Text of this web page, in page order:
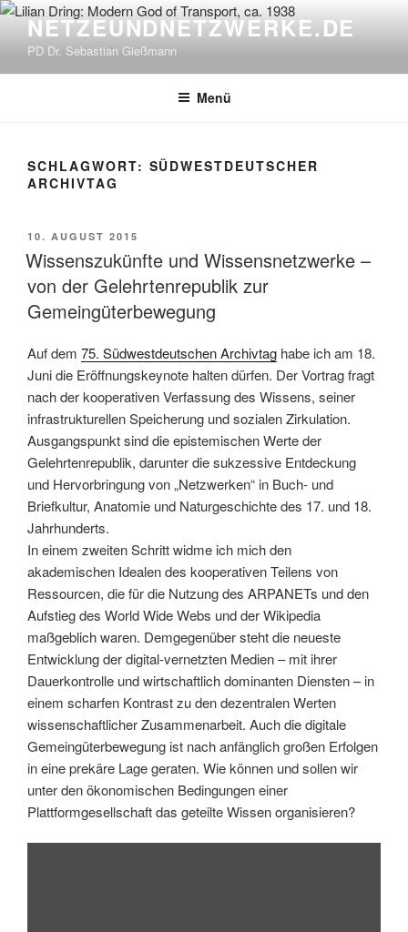
Zum
springen
NETZEUNDNETZWERKE.DE
PD Dr. Sebastian Gießmann
Menü
SCHLAGWORT: SÜDWESTDEUTSCHER
ARCHIVTAG
VERÖFFENTLICHT
AM
10. AUGUST 2015
Wissenszukünfte und Wissensnetzwerke –
von der Gelehrtenrepublik zur
Gemeingüterbewegung
Auf dem 75. Südwestdeutschen Archivtag habe ich am 18.
Juni die Eröffnungskeynote halten dürfen. Der Vortrag fragt
nach der kooperativen Verfassung des Wissens, seiner
infrastrukturellen Speicherung und sozialen Zirkulation.
Ausgangspunkt sind die epistemischen Werte der
Gelehrtenrepublik, darunter die sukzessive Entdeckung
und Hervorbringung von „Netzwerken“ in Buch- und
Briefkultur, Anatomie und Naturgeschichte des 17. und 18.
Jahrhunderts.
In einem zweiten Schritt widme ich mich den
akademischen Idealen des kooperativen Teilens von
Ressourcen, die für die Nutzung des ARPANETs und den
Aufstieg des World Wide Webs und der Wikipedia
maßgeblich waren. Demgegenüber steht die neueste
Entwicklung der digital-vernetzten Medien – mit ihrer
Dauerkontrolle und wirtschaftlich dominanten Diensten – in
einem scharfen Kontrast zu den dezentralen Werten
wissenschaftlicher Zusammenarbeit. Auch die digitale
Gemeingüterbewegung ist nach anfänglich großen Erfolgen
in eine prekäre Lage geraten. Wie können und sollen wir
unter den ökonomischen Bedingungen einer
Plattformgesellschaft das geteilte Wissen organisieren?
Inhalt